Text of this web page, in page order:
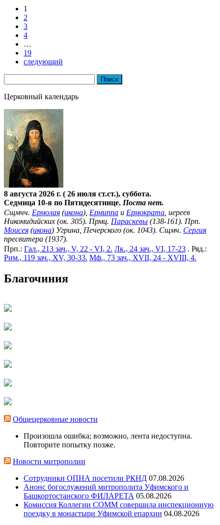
Posts
navigation
1
2
3
4
…
19
следующий
Церковный календарь
8 августа 2026 г. ( 26 июля ст.ст.), суббота.
Седмица 10-я по Пятидесятнице. Поста нет.
Сщмчч. Ермолая (икона), Ермиппа и Ермократа , иереев
Никомидийских (ок. 305). Прмц. Параскевы (138-161). Прп.
Моисея (икона) Угрина, Печерского (ок. 1043). Сщмч. Сергия
пресвитера (1937).
Прп.: Гал., 213 зач., V, 22 - VI, 2. Лк., 24 зач., VI, 17-23 . Ряд.:
Рим., 119 зач., XV, 30-33. Мф., 73 зач., XVII, 24 - XVIII, 4.
Благочиния
Общецерковные новости
Произошла ошибка; возможно, лента недоступна.
Повторите попытку позже.
Новости митрополии
Сотрудники ОПНА посетили РКНД 07.08.2026
Анонс богослужений митрополита Уфимского и
Башкортостанского ФИЛАРЕТА 05.08.2026
Комиссия Коллегии СОММ совершила инспекционную
поездку в монастыри Уфимской епархии 04.08.2026